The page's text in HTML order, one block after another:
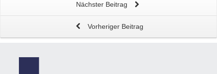
Nächster Beitrag
Vorheriger Beitrag